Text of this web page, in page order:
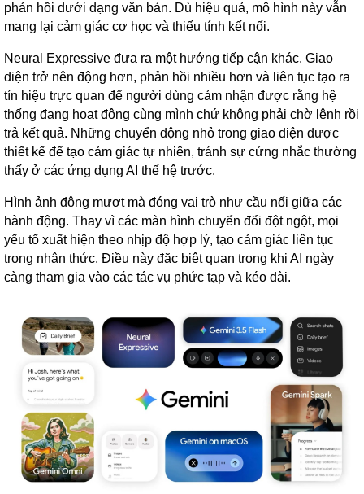
phản hồi dưới dạng văn bản. Dù hiệu quả, mô hình này vẫn
mang lại cảm giác cơ học và thiếu tính kết nối.
Neural Expressive đưa ra một hướng tiếp cận khác. Giao
diện trở nên động hơn, phản hồi nhiều hơn và liên tục tạo ra
tín hiệu trực quan để người dùng cảm nhận được rằng hệ
thống đang hoạt động cùng mình chứ không phải chờ lệnh rồi
trả kết quả. Những chuyển động nhỏ trong giao diện được
thiết kế để tạo cảm giác tự nhiên, tránh sự cứng nhắc thường
thấy ở các ứng dụng AI thế hệ trước.
Hình ảnh động mượt mà đóng vai trò như cầu nối giữa các
hành động. Thay vì các màn hình chuyển đổi đột ngột, mọi
yếu tố xuất hiện theo nhịp độ hợp lý, tạo cảm giác liên tục
trong nhận thức. Điều này đặc biệt quan trọng khi AI ngày
càng tham gia vào các tác vụ phức tạp và kéo dài.